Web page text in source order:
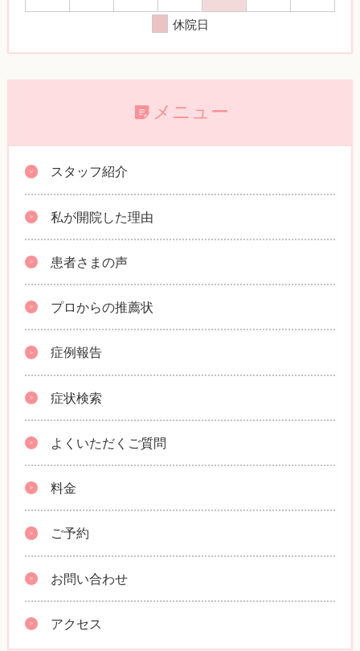
休院日
メニュー
スタッフ紹介
私が開院した理由
患者さまの声
プロからの推薦状
症例報告
症状検索
よくいただくご質問
料金
ご予約
お問い合わせ
アクセス